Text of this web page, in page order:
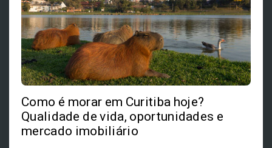
Como é morar em Curitiba hoje?
Qualidade de vida, oportunidades e
mercado imobiliário